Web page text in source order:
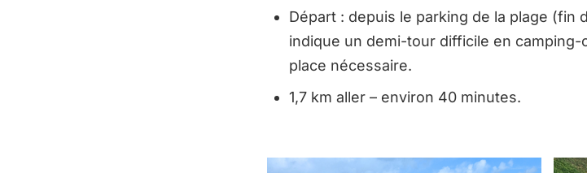
Départ : depuis le parking de la plage (fin
indique un demi-tour difficile en camping-
place nécessaire.
1,7 km aller – environ 40 minutes.